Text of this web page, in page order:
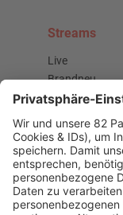
Streams
Live
Brandneu
Buzz Beat
Country
Chartbuster
Der beste
Deutsch
Deutschrap
EDM